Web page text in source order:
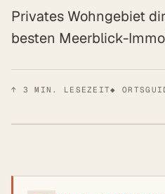
Privates Wohngebiet
besten Meerblick-
↑ 3 MIN. LESEZEIT◆